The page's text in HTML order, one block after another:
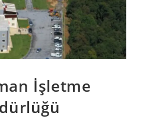
İşletme